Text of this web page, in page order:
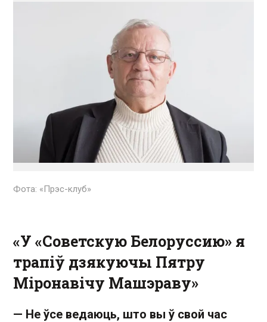
Фота: «Прэс-клуб»
«У «Советскую Белоруссию» я
трапіў дзякуючы Пятру
Міронавічу Машэраву»
— Не ўсе ведаюць, што вы ў свой час